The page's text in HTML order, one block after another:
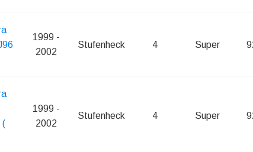
1999 -
2002
Stufenheck 4 Super
(
1999 -
2002
Stufenheck 4 Super